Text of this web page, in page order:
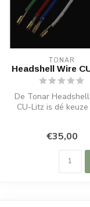
TONAR
Headshell Wire
De Tonar
CU-Litz is dé
€35,00